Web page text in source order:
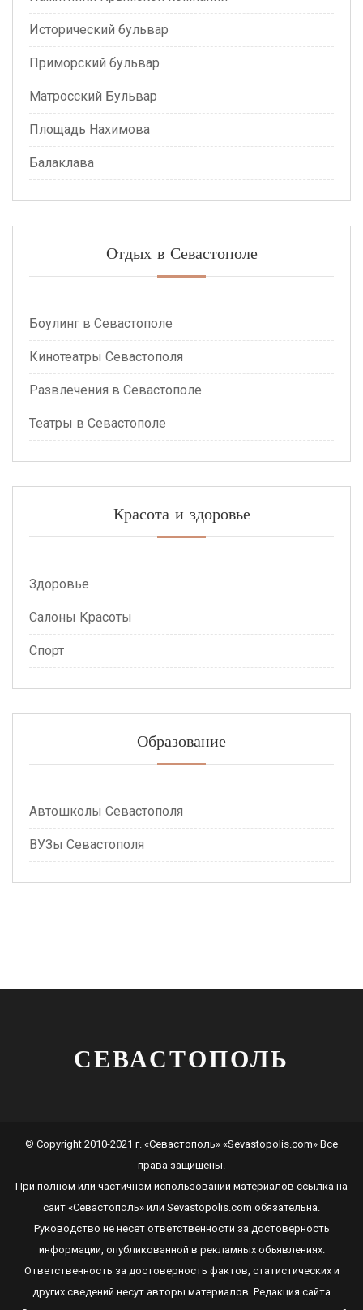
Исторический бульвар
Приморский бульвар
Матросский Бульвар
Площадь Нахимова
Балаклава
Отдых в Севастополе
Боулинг в Севастополе
Кинотеатры Севастополя
Развлечения в Севастополе
Театры в Севастополе
Красота и здоровье
Здоровье
Салоны Красоты
Спорт
Образование
Автошколы Севастополя
ВУЗы Севастополя
СЕВАСТОПОЛЬ
© Copyright 2010-2021 г. «Севастополь» «Sevastopolis.com» Все
права защищены.
При полном или частичном использовании материалов ссылка на
сайт «Севастополь» или Sevastopolis.com обязательна.
Руководство не несет ответственности за достоверность
информации, опубликованной в рекламных объявлениях.
Ответственность за достоверность фактов, статистических и
других сведений несут авторы материалов. Редакция сайта